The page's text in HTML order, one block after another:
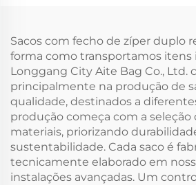
Impermeável
Sacos com fecho de zíper duplo
forma como transportamos itens
Longgang City Aite Bag Co., Ltd.
principalmente na produção de
qualidade, destinados a
produção começa com a seleção
materiais, priorizando
sustentabilidade. Cada saco é
tecnicamente elaborado em
instalações avançadas. Um